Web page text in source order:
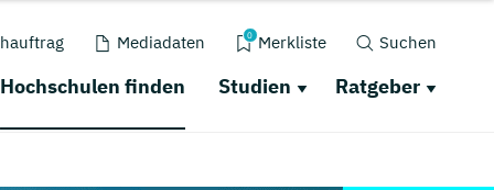
Mediadaten 0 Merkliste Suchen
Hochschulen finden Studien Ratgeber